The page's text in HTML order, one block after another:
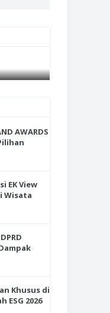
AWARDS
EK View
Wisata
Khusus di
ESG 2026